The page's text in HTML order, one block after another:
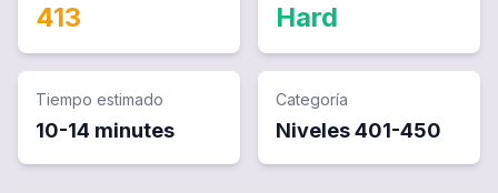
413 Hard
Tiempo estimado
10-14 minutes
Categoría
Niveles401-450